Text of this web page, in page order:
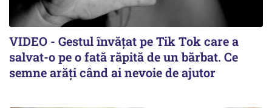
VIDEO - Gestul învățat pe Tik Tok care a
salvat-o pe o fată răpită de un bărbat. Ce
semne arăți când ai nevoie de ajutor